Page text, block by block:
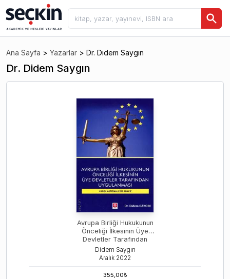
Ana Sayfa > Yazarlar > Dr. Didem Saygın
Dr. Didem Saygın
Avrupa Birliği Hukukunun
Önceliği İlkesinin Üye
Devletler Tarafından
Uygulanması
Didem Saygın
Aralık 2022
355,00₺